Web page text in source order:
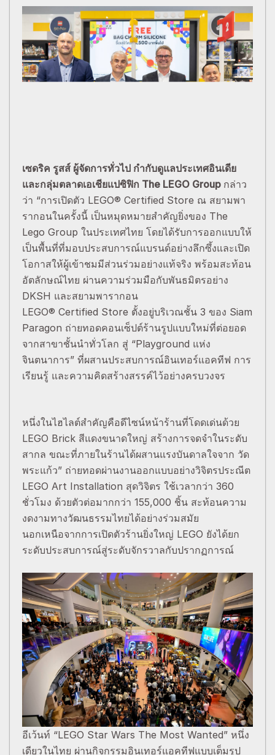
เซดริค รูสส์ ผู้จัดการทั่วไป กำกับดูแลประเทศอินเดีย
และกลุ่มตลาดเอเชียแปซิฟิก The LEGO Group กล่าว
ว่า “การเปิดตัว LEGO® Certified Store ณ สยามพา
รากอนในครั้งนี้ เป็นหมุดหมายสำคัญยิ่งของ The
Lego Group ในประเทศไทย โดยได้รับการออกแบบให้
เป็นพื้นที่ที่มอบประสบการณ์แบรนด์อย่างลึกซึ้งและเปิด
โอกาสให้ผู้เข้าชมมีส่วนร่วมอย่างแท้จริง พร้อมสะท้อน
อัตลักษณ์ไทย ผ่านความร่วมมือกับพันธมิตรอย่าง
DKSH และสยามพารากอน
LEGO® Certified Store ตั้งอยู่บริเวณชั้น 3 ของ Siam
Paragon ถ่ายทอดคอนเซ็ปต์ร้านรูปแบบใหม่ที่ต่อยอด
จากสาขาชั้นนำทั่วโลก สู่ “Playground แห่ง
จินตนาการ” ที่ผสานประสบการณ์อินเทอร์แอคทีฟ การ
เรียนรู้ และความคิดสร้างสรรค์ไว้อย่างครบวงจร
หนึ่งในไฮไลต์สำคัญคือดีไซน์หน้าร้านที่โดดเด่นด้วย
LEGO Brick สีแดงขนาดใหญ่ สร้างการจดจำในระดับ
สากล ขณะที่ภายในร้านได้ผสานแรงบันดาลใจจาก วัด
พระแก้ว” ถ่ายทอดผ่านงานออกแบบอย่างวิจิตรประณีต
LEGO Art Installation สุดวิจิตร ใช้เวลากว่า 360
ชั่วโมง ด้วยตัวต่อมากกว่า 155,000 ชิ้น สะท้อนความ
งดงามทางวัฒนธรรมไทยได้อย่างร่วมสมัย
นอกเหนือจากการเปิดตัวร้านยิ่งใหญ่ LEGO ยังได้ยก
ระดับประสบการณ์สู่ระดับจักรวาลกับปรากฏการณ์
อีเว้นท์ “LEGO Star Wars The Most Wanted” หนึ่ง
เดียวในไทย ผ่านกิจกรรมอินเทอร์แอคทีฟแบบเต็มรูป